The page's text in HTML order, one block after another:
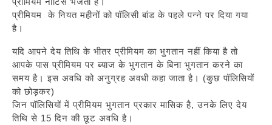
प्रीमियम के नियत महीनों को पॉलिसी बांड के पहले पन्ने पर दिया गया
है।
यदि आपने देय तिथि के भीतर प्रीमियम का भुगतान नहीं किया है तो
आपके पास प्रीमियम पर ब्याज के भुगतान के बिना भुगतान करने का
समय है। इस अवधि को अनुग्रह अवधी कहा जाता है। (कुछ पॉलिसियों
को छोड़कर)
जिन पॉलिसियों में प्रीमियम भुगतान प्रकार मासिक है, उनके लिए देय
तिथि से 15 दिन की छूट अवधि है।